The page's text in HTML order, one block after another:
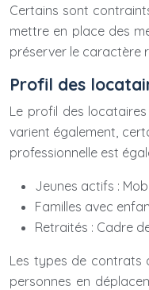
Certains sont
mettre en place des
préserver le caractère
Profil des
Le profil des
varient également,
professionnelle est
Jeunes actifs :
Familles avec
Retraités : Cadre
Les types de contrats
personnes en